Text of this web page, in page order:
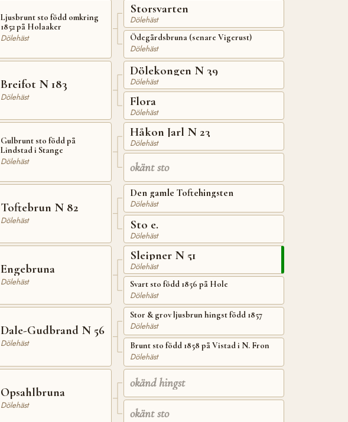
Ljusbrunt sto född omkring
1852 på Holaaker
Dölehäst
Breifot N 183
Dölehäst
Gulbrunt sto född på
Lindstad i Stange
Dölehäst
Toftebrun N 82
Dölehäst
Engebruna
Dölehäst
Dale-Gudbrand N 56
Dölehäst
Opsahlbruna
Dölehäst
Storsvarten
Dölehäst
Ödegårdsbruna (senare Vigerust)
Dölehäst
Dölekongen N 39
Dölehäst
Flora
Dölehäst
Håkon Jarl N 23
Dölehäst
okänt sto
Den gamle Toftehingsten
Dölehäst
Sto e.
Dölehäst
Sleipner N 51
Dölehäst
Svart sto född 1856 på Hole
Dölehäst
Stor & grov ljusbrun hingst född 1857
Dölehäst
Brunt sto född 1858 på Vistad i N. Fron
Dölehäst
okänd hingst
okänt sto